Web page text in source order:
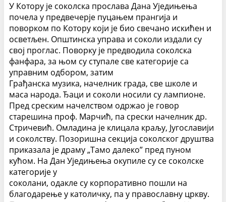
У Котору је соколска прослава Дана Уједињења
почела у предвечерје пуцањем прангија и
поворком по Котору који је био свечано искићен и
осветљен. Општинска управа и соколи издали су
свој проглас. Поворку је предводила соколска
фанфара, за њом су ступале све категорије са
управним одбором, затим
Грађанска музика, начелник града, све школе и
маса народа. Ђаци и соколи носили су лампионе.
Пред среским начелством одржао је говор
старешина проф. Марчић, па срески начелник др.
Стричевић. Омладина је клицала краљу, Југославији
и соколству. Позоришна секција соколског друштва
приказала је драму „Тамо далеко” пред пуном
кућом. На Дан Уједињења окупиле су се соколске
категорије у
соколани, одакле су корпоративно пошли на
благодарење у католичку, па у православну цркву.